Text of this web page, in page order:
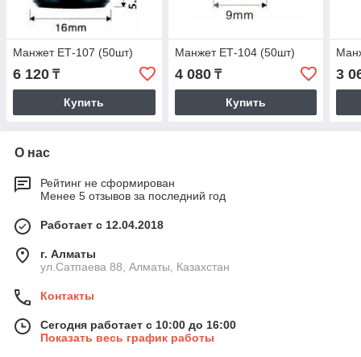
Манжет ЕТ-107 (50шт)
6 120 ₸
Купить
Манжет ЕТ-104 (50шт)
4 080₸
Купить
3
О нас
Рейтинг не сформирован
Менее 5 отзывов за последний год
Работает с 12.04.2018
г. Алматы
ул.Сатпаева 88, Алматы, Казахстан
Контакты
Сегодня работает с 10:00 до 16:00
Показать весь график работы